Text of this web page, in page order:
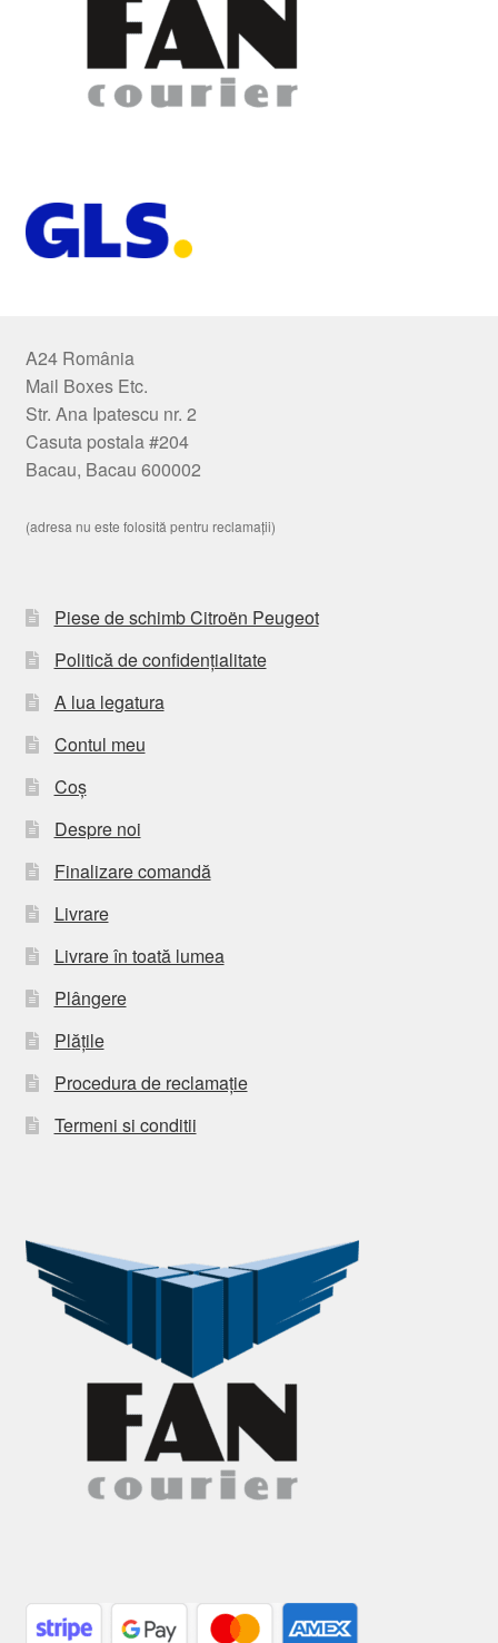
A24 România
Mail Boxes Etc.
Str. Ana Ipatescu nr. 2
Casuta postala #204
Bacau, Bacau 600002
(adresa nu este folosită pentru reclamații)
Piese de schimb Citroën Peugeot
Politică de confidențialitate
A lua legatura
Contul meu
Coș
Despre noi
Finalizare comandă
Livrare
Livrare în toată lumea
Plângere
Plățile
Procedura de reclamație
Termeni si conditii